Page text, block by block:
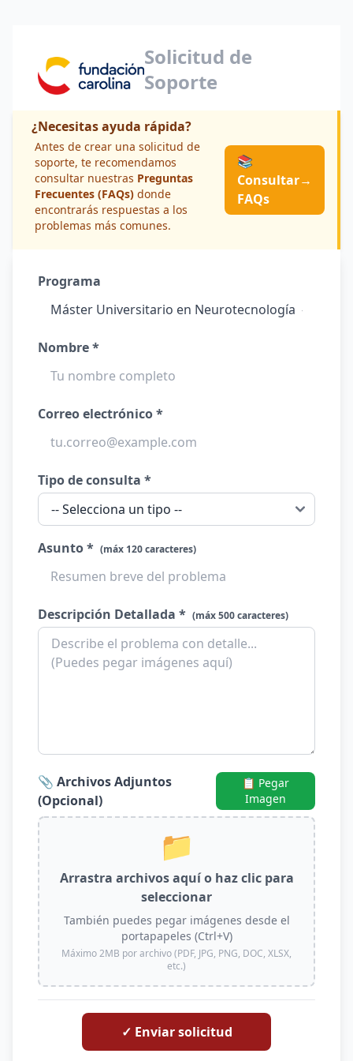
Solicitud de
Soporte
¿Necesitas ayuda rápida?
Antes de crear una solicitud de
soporte, te recomendamos
consultar nuestras Preguntas
Frecuentes (FAQs) donde
encontrarás respuestas a los
problemas más comunes.
📚
Consultar
FAQs
→
Programa
Nombre *
Correo electrónico *
Tipo de consulta *
Asunto * (máx 120 caracteres)
Descripción Detallada * (máx 500 caracteres)
📎 Archivos Adjuntos
(Opcional)
📋 Pegar
Imagen
📁
Arrastra archivos aquí o haz clic para
seleccionar
También puedes pegar imágenes desde el
portapapeles (Ctrl+V)
Máximo 2MB por archivo (PDF, JPG, PNG, DOC, XLSX,
etc.)
✓ Enviar solicitud